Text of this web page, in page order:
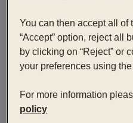
prestigiado Paseo
You can then accept all of
“Accept” option, reject all
by clicking on “Reject” or
your preferences using
For more information
policy